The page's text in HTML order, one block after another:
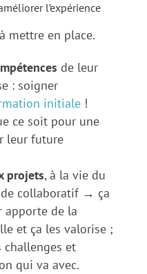
l’expérience
mettre en place.
de leur
: soigner
initiale!
ce soit pour une
leur future
projets, à la vie du
collaboratif → ça
apporte de la
et ça les valorise ;
challenges et
qui va avec.